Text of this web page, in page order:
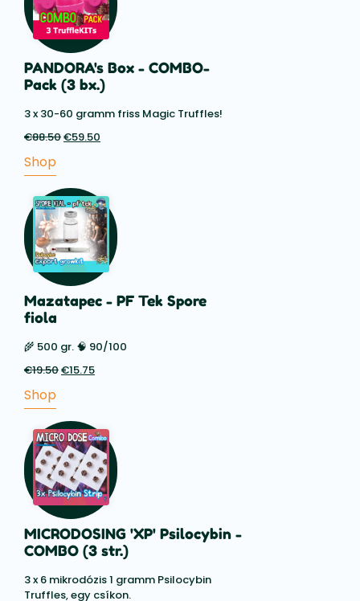
PANDORA's Box - COMBO-
Pack (3 bx.)
3 x 30-60 gramm friss Magic Truffles!
€88.50Az
€59.50
Shop
Mazatapec - PF Tek Spore
fiola
🌾 500 gr. 🧠 90/100
€19.50Az
€15.75
Shop
MICRODOSING 'XP' Psilocybin -
COMBO (3 str.)
3 x 6 mikrodózis 1 gramm Psilocybin
Truffles, egy csíkon.